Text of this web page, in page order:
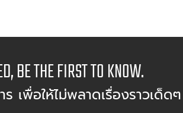
BE THE FIRST TO KNOW.
เพื่อให้ไม่พลาดเรื่องราวเด็ดๆ